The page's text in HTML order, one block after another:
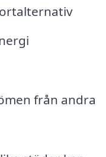
från andra